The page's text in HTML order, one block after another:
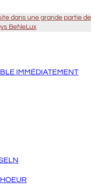
dans une grande partie de
BeNeLux
IMMÉDIATEMENT